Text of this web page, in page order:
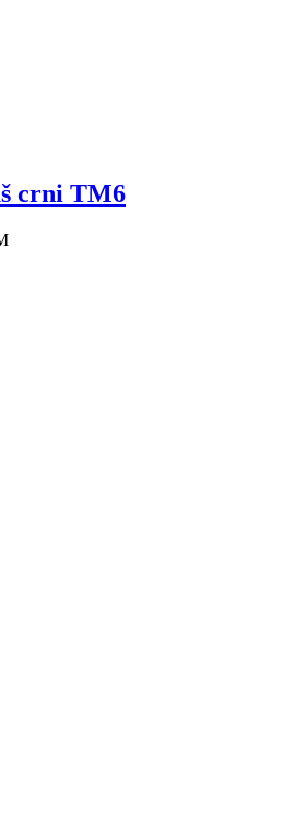
crni TM6